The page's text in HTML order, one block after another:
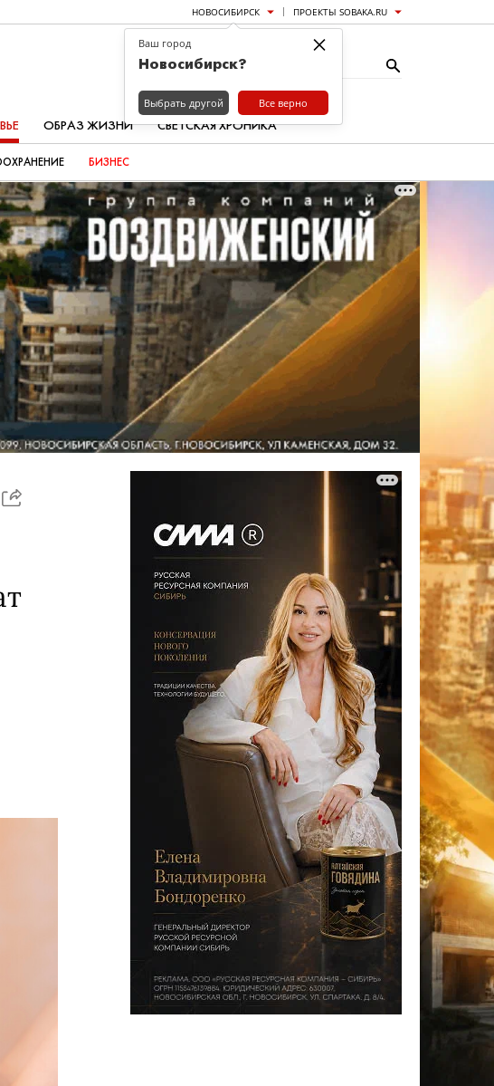
НОВОСИБИРСК ПРОЕКТЫ SOBAKA.RU
ОБРАЗ ЖИЗНИ СВЕТСКАЯ ХРОНИКА
БИЗНЕС
×
Ваш город
Новосибирск?
Выбрать другой Все верно